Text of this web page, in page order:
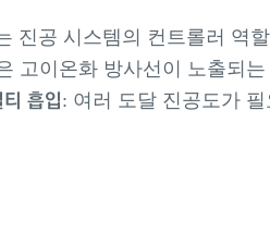
진공 시스템의 컨트롤러 역
고이온화 방사선이 노출되
흡입: 여러 도달 진공도가